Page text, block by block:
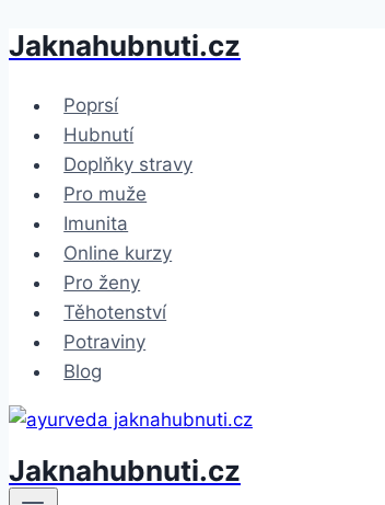
Přeskočit
obsah
Jaknahubnuti.cz
Poprsí
Hubnutí
Doplňky stravy
Pro muže
Imunita
Online kurzy
Pro ženy
Těhotenství
Potraviny
Blog
Jaknahubnuti.cz